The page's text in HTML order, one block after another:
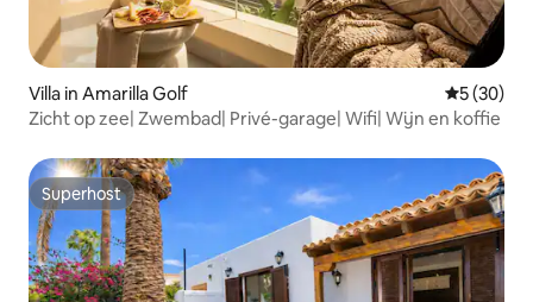
Villa in Amarilla Golf
5 (30)
Zicht op zee| Zwembad| Privé-garage| Wifi| Wijn en koffie
Superhost
Superhost